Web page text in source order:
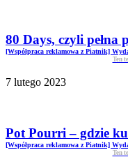
80 Days, czyli pełna
[Współpraca reklamowa z Piatnik]
Ten
7 lutego 2023
Pot Pourri – gdzie
[Współpraca reklamowa z Piatnik]
Ten